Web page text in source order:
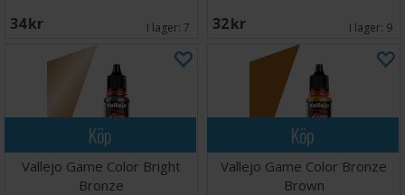
34 SEK I lager: 7 32 SEK I lager: 9
Köp
Vallejo Game Color Bright
Bronze
Köp
Vallejo Game Color Bronze
Brown